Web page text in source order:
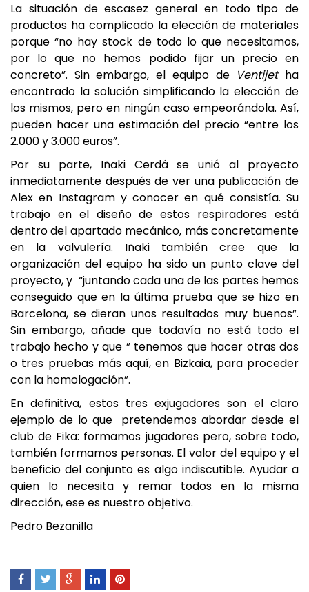
La situación de escasez general en todo tipo de
productos ha complicado la elección de materiales
porque “no hay stock de todo lo que necesitamos,
por lo que no hemos podido fijar un precio en
concreto”. Sin embargo, el equipo de Ventijet ha
encontrado la solución simplificando la elección de
los mismos, pero en ningún caso empeorándola. Así,
pueden hacer una estimación del precio “entre los
2.000 y 3.000 euros”.
Por su parte, Iñaki Cerdá se unió al proyecto
inmediatamente después de ver una publicación de
Alex en Instagram y conocer en qué consistía. Su
trabajo en el diseño de estos respiradores está
dentro del apartado mecánico, más concretamente
en la valvulería. Iñaki también cree que la
organización del equipo ha sido un punto clave del
proyecto, y “juntando cada una de las partes hemos
conseguido que en la última prueba que se hizo en
Barcelona, se dieran unos resultados muy buenos”.
Sin embargo, añade que todavía no está todo el
trabajo hecho y que ” tenemos que hacer otras dos
o tres pruebas más aquí, en Bizkaia, para proceder
con la homologación”.
En definitiva, estos tres exjugadores son el claro
ejemplo de lo que pretendemos abordar desde el
club de Fika: formamos jugadores pero, sobre todo,
también formamos personas. El valor del equipo y el
beneficio del conjunto es algo indiscutible. Ayudar a
quien lo necesita y remar todos en la misma
dirección, ese es nuestro objetivo.
Pedro Bezanilla